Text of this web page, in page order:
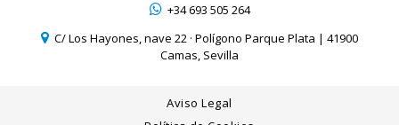
+34 693 505 264
C/ Los Hayones, nave 22 · Polígono Parque Plata | 41900
Camas, Sevilla
Aviso Legal